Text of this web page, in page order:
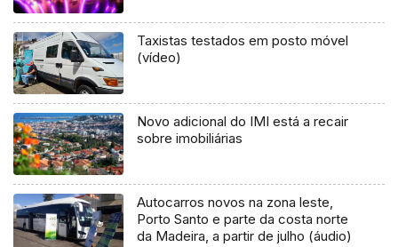
Taxistas testados em posto móvel
(vídeo)
Novo adicional do IMI está a recair
sobre imobiliárias
Autocarros novos na zona leste,
Porto Santo e parte da costa norte
da Madeira, a partir de julho (áudio)